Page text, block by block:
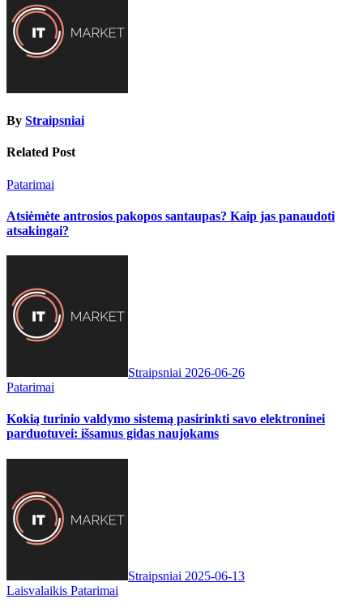
By Straipsniai
Related Post
Patarimai
Atsiėmėte antrosios pakopos santaupas? Kaip jas panaudoti
atsakingai?
Straipsniai 2026-06-26
Patarimai
Kokią turinio valdymo sistemą pasirinkti savo elektroninei
parduotuvei: išsamus gidas naujokams
Straipsniai 2025-06-13
Laisvalaikis Patarimai